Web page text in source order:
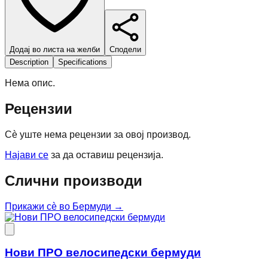
Додај во листа на желби
Сподели
Description
Specifications
Нема опис.
Рецензии
Сè уште нема рецензии за овој производ.
Најави се за да оставиш рецензија.
Слични производи
Прикажи сè во Бермуди →
Нови ПРО велосипедски бермуди